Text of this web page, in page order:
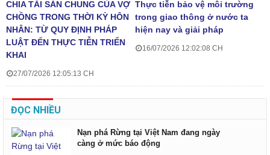
CHIA TÀI SẢN CHUNG CỦA VỢ
CHỒNG TRONG THỜI KỲ HÔN
NHÂN: TỪ QUY ĐỊNH PHÁP
LUẬT ĐẾN THỰC TIỄN TRIỂN
KHAI
27/07/2026 12:05:13 CH
Thực tiễn bảo vệ môi trường
trong giao thông ở nước ta
hiện nay và giải pháp
16/07/2026 12:02:08 CH
ĐỌC NHIỀU
Nạn phá Rừng tại Việt Nam đang ngày
càng ở mức báo động